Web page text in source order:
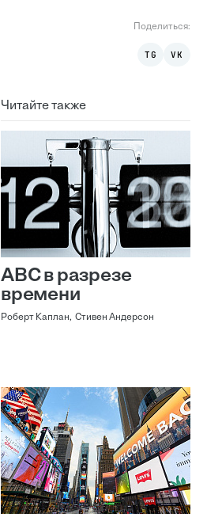
Поделиться:
TG VK
Читайте также
АВС в разрезе
времени
Роберт Каплан, Стивен Андерсон